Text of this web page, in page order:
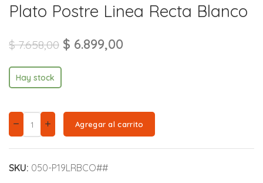
Plato Postre Linea Recta Blanco
$7.658,00 $ 6.899,00
Hay stock
Agregar al carrito
SKU: 050-P19LRBCO##